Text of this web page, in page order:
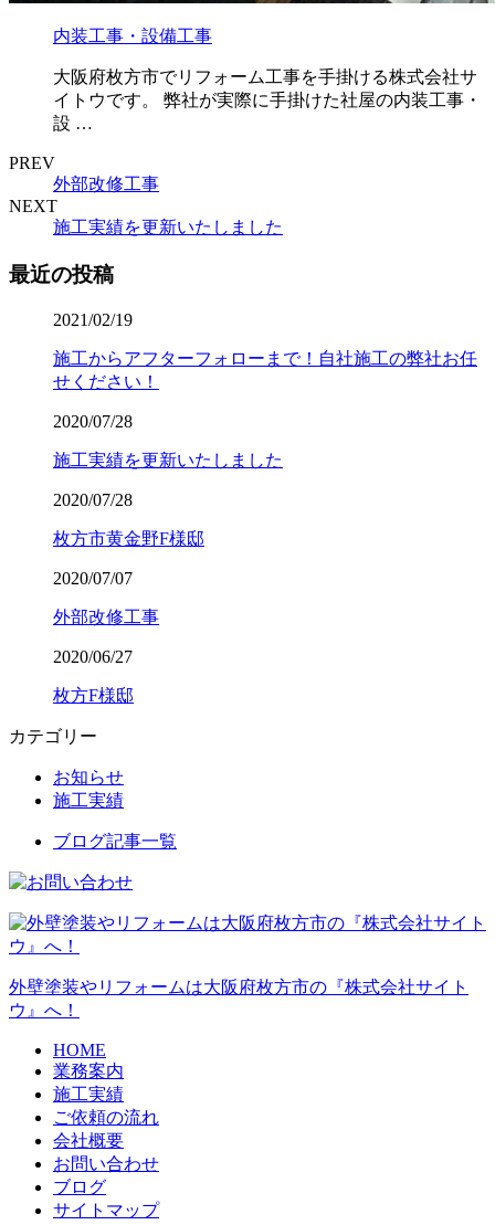
内装工事・設備工事
大阪府枚方市でリフォーム工事を手掛ける株式会社サ
イトウです。 弊社が実際に手掛けた社屋の内装工事・
設 …
PREV
外部改修工事
NEXT
施工実績を更新いたしました
最近の投稿
2021/02/19
施工からアフターフォローまで！自社施工の弊社お任
せください！
2020/07/28
施工実績を更新いたしました
2020/07/28
枚方市黄金野F様邸
2020/07/07
外部改修工事
2020/06/27
枚方F様邸
カテゴリー
お知らせ
施工実績
ブログ記事一覧
外壁塗装やリフォームは大阪府枚方市の『株式会社サイト
ウ』へ！
HOME
業務案内
施工実績
ご依頼の流れ
会社概要
お問い合わせ
ブログ
サイトマップ